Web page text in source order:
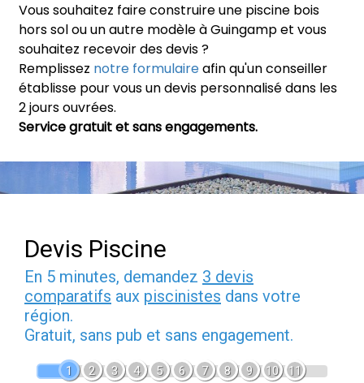
Vous souhaitez faire construire une piscine bois
hors sol ou un autre modèle à Guingamp et vous
souhaitez recevoir des devis ?
Remplissez notre formulaireafin qu'un conseiller
établisse pour vous un devis personnalisé dans les
2 jours ouvrées.
Service gratuit et sans engagements.
Devis Piscine
En 5 minutes, demandez 3 devis
comparatifs aux piscinistes dans votre
région.
Gratuit, sans pub et sans engagement.
1 2 3 4 5 6 7 8 9 10 11